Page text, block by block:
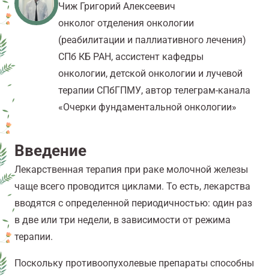
Чиж Григорий Алексеевич
онколог отделения онкологии
(реабилитации и паллиативного лечения)
СПб КБ РАН, ассистент кафедры
онкологии, детской онкологии и лучевой
терапии СПбГПМУ, автор телеграм-канала
«Очерки фундаментальной онкологии»
Введение
Лекарственная терапия при раке молочной железы
чаще всего проводится циклами. То есть, лекарства
вводятся с определенной периодичностью: один раз
в две или три недели, в зависимости от режима
терапии.
Поскольку противоопухолевые препараты способны